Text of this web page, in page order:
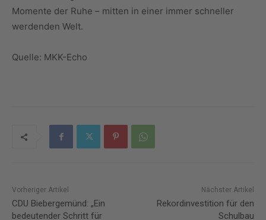
Momente der Ruhe – mitten in einer immer schneller
werdenden Welt.
Quelle: MKK-Echo
Vorheriger Artikel
CDU Biebergemünd: „Ein
bedeutender Schritt für
Nächster Artikel
Rekordinvestition für den
Schulbau